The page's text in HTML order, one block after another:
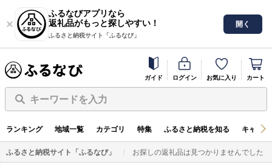
ふるなびアプリなら
返礼品がもっと探しやすい！
ふるさと納税サイト「ふるなび」
開く
ガイド ログイン お気に入り カート
キーワードを入力
ランキング 地域一覧 カテゴリ 特集 ふるさと納税を知る キャン
ふるさと納税サイト「ふるなび」 お探しの返礼品は見つかりませんでした